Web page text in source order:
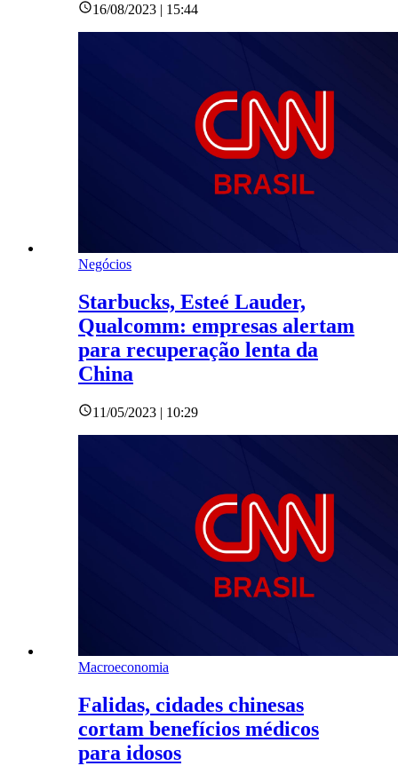
16/08/2023 | 15:44
Negócios
Starbucks, Esteé Lauder,
Qualcomm: empresas alertam
para recuperação lenta da
China
11/05/2023 | 10:29
Macroeconomia
Falidas, cidades chinesas
cortam benefícios médicos
para idosos